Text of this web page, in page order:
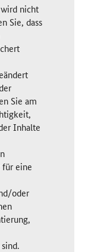
nicht
Sie, dass
Sie am
Inhalte
eine
oder